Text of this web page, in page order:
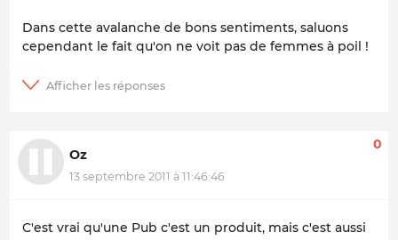
Dans cette avalanche de bons sentiments, saluons
cependant le fait qu'on ne voit pas de femmes à poil !
Oz
13 septembre 2011 à 11:46:46
0
C'est vrai qu'une Pub c'est un produit, mais c'est aussi